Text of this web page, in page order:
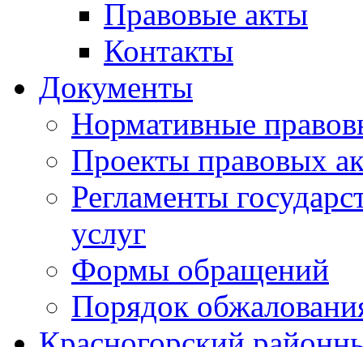
Правовые акты
Контакты
Документы
Нормативные
Проекты правовых
Регламенты
услуг
Формы обращений
Порядок